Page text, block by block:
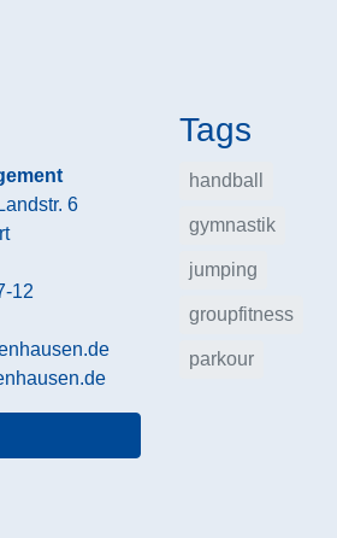
6
12
Tags
handball
gymnastik
jumping
groupfitness
parkour